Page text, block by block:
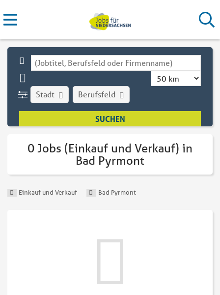
Stadt Berufsfeld
0 Jobs (Einkauf und Verkauf) in
Bad Pyrmont
Einkauf und Verkauf Bad Pyrmont